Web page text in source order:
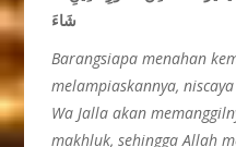
شَاءَ
Barangsiapa menahan
melampiaskannya,
Wa Jalla akan
makhluk, sehingga Allah